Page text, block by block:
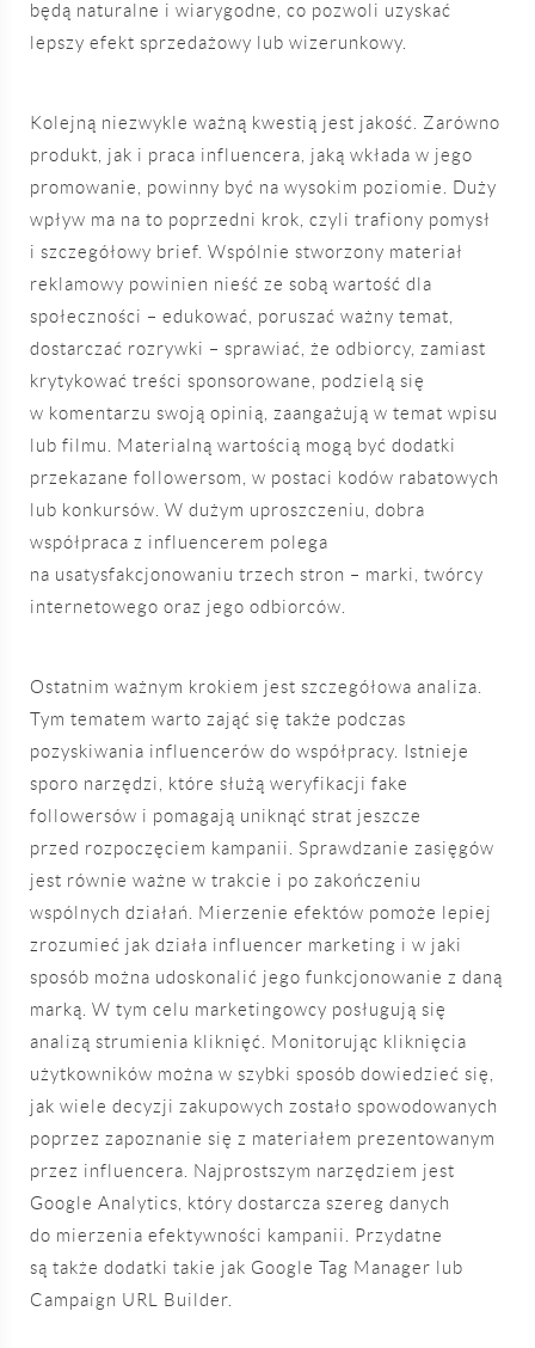
będą naturalne i wiarygodne, co pozwoli uzyskać
lepszy efekt sprzedażowy lub wizerunkowy.
Kolejną niezwykle ważną kwestią jest jakość. Zarówno
produkt, jak i praca influencera, jaką wkłada w jego
promowanie, powinny być na wysokim poziomie. Duży
wpływ ma na to poprzedni krok, czyli trafiony pomysł
i szczegółowy brief. Wspólnie stworzony materiał
reklamowy powinien nieść ze sobą wartość dla
społeczności – edukować, poruszać ważny temat,
dostarczać rozrywki – sprawiać, że odbiorcy, zamiast
krytykować treści sponsorowane, podzielą się
w komentarzu swoją opinią, zaangażują w temat wpisu
lub filmu. Materialną wartością mogą być dodatki
przekazane followersom, w postaci kodów rabatowych
lub konkursów. W dużym uproszczeniu, dobra
współpraca z influencerem polega
na usatysfakcjonowaniu trzech stron – marki, twórcy
internetowego oraz jego odbiorców.
Ostatnim ważnym krokiem jest szczegółowa analiza.
Tym tematem warto zająć się także podczas
pozyskiwania influencerów do współpracy. Istnieje
sporo narzędzi, które służą weryfikacji fake
followersów i pomagają uniknąć strat jeszcze
przed rozpoczęciem kampanii. Sprawdzanie zasięgów
jest równie ważne w trakcie i po zakończeniu
wspólnych działań. Mierzenie efektów pomoże lepiej
zrozumieć jak działa influencer marketing i w jaki
sposób można udoskonalić jego funkcjonowanie z daną
marką. W tym celu marketingowcy posługują się
analizą strumienia kliknięć. Monitorując kliknięcia
użytkowników można w szybki sposób dowiedzieć się,
jak wiele decyzji zakupowych zostało spowodowanych
poprzez zapoznanie się z materiałem prezentowanym
przez influencera. Najprostszym narzędziem jest
Google Analytics, który dostarcza szereg danych
do mierzenia efektywności kampanii. Przydatne
są także dodatki takie jak Google Tag Manager lub
Campaign URL Builder.